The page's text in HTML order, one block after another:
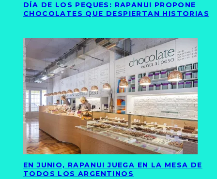
DÍA DE LOS PEQUES: RAPANUI PROPONE
CHOCOLATES QUE DESPIERTAN HISTORIAS
EN JUNIO, RAPANUI JUEGA EN LA MESA DE
TODOS LOS ARGENTINOS